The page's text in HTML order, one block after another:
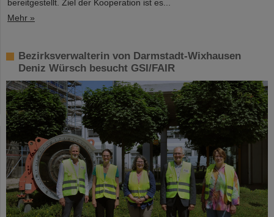
bereitgestellt. Ziel der Kooperation ist es...
Mehr »
Bezirksverwalterin von Darmstadt-Wixhausen
Deniz Würsch besucht GSI/FAIR